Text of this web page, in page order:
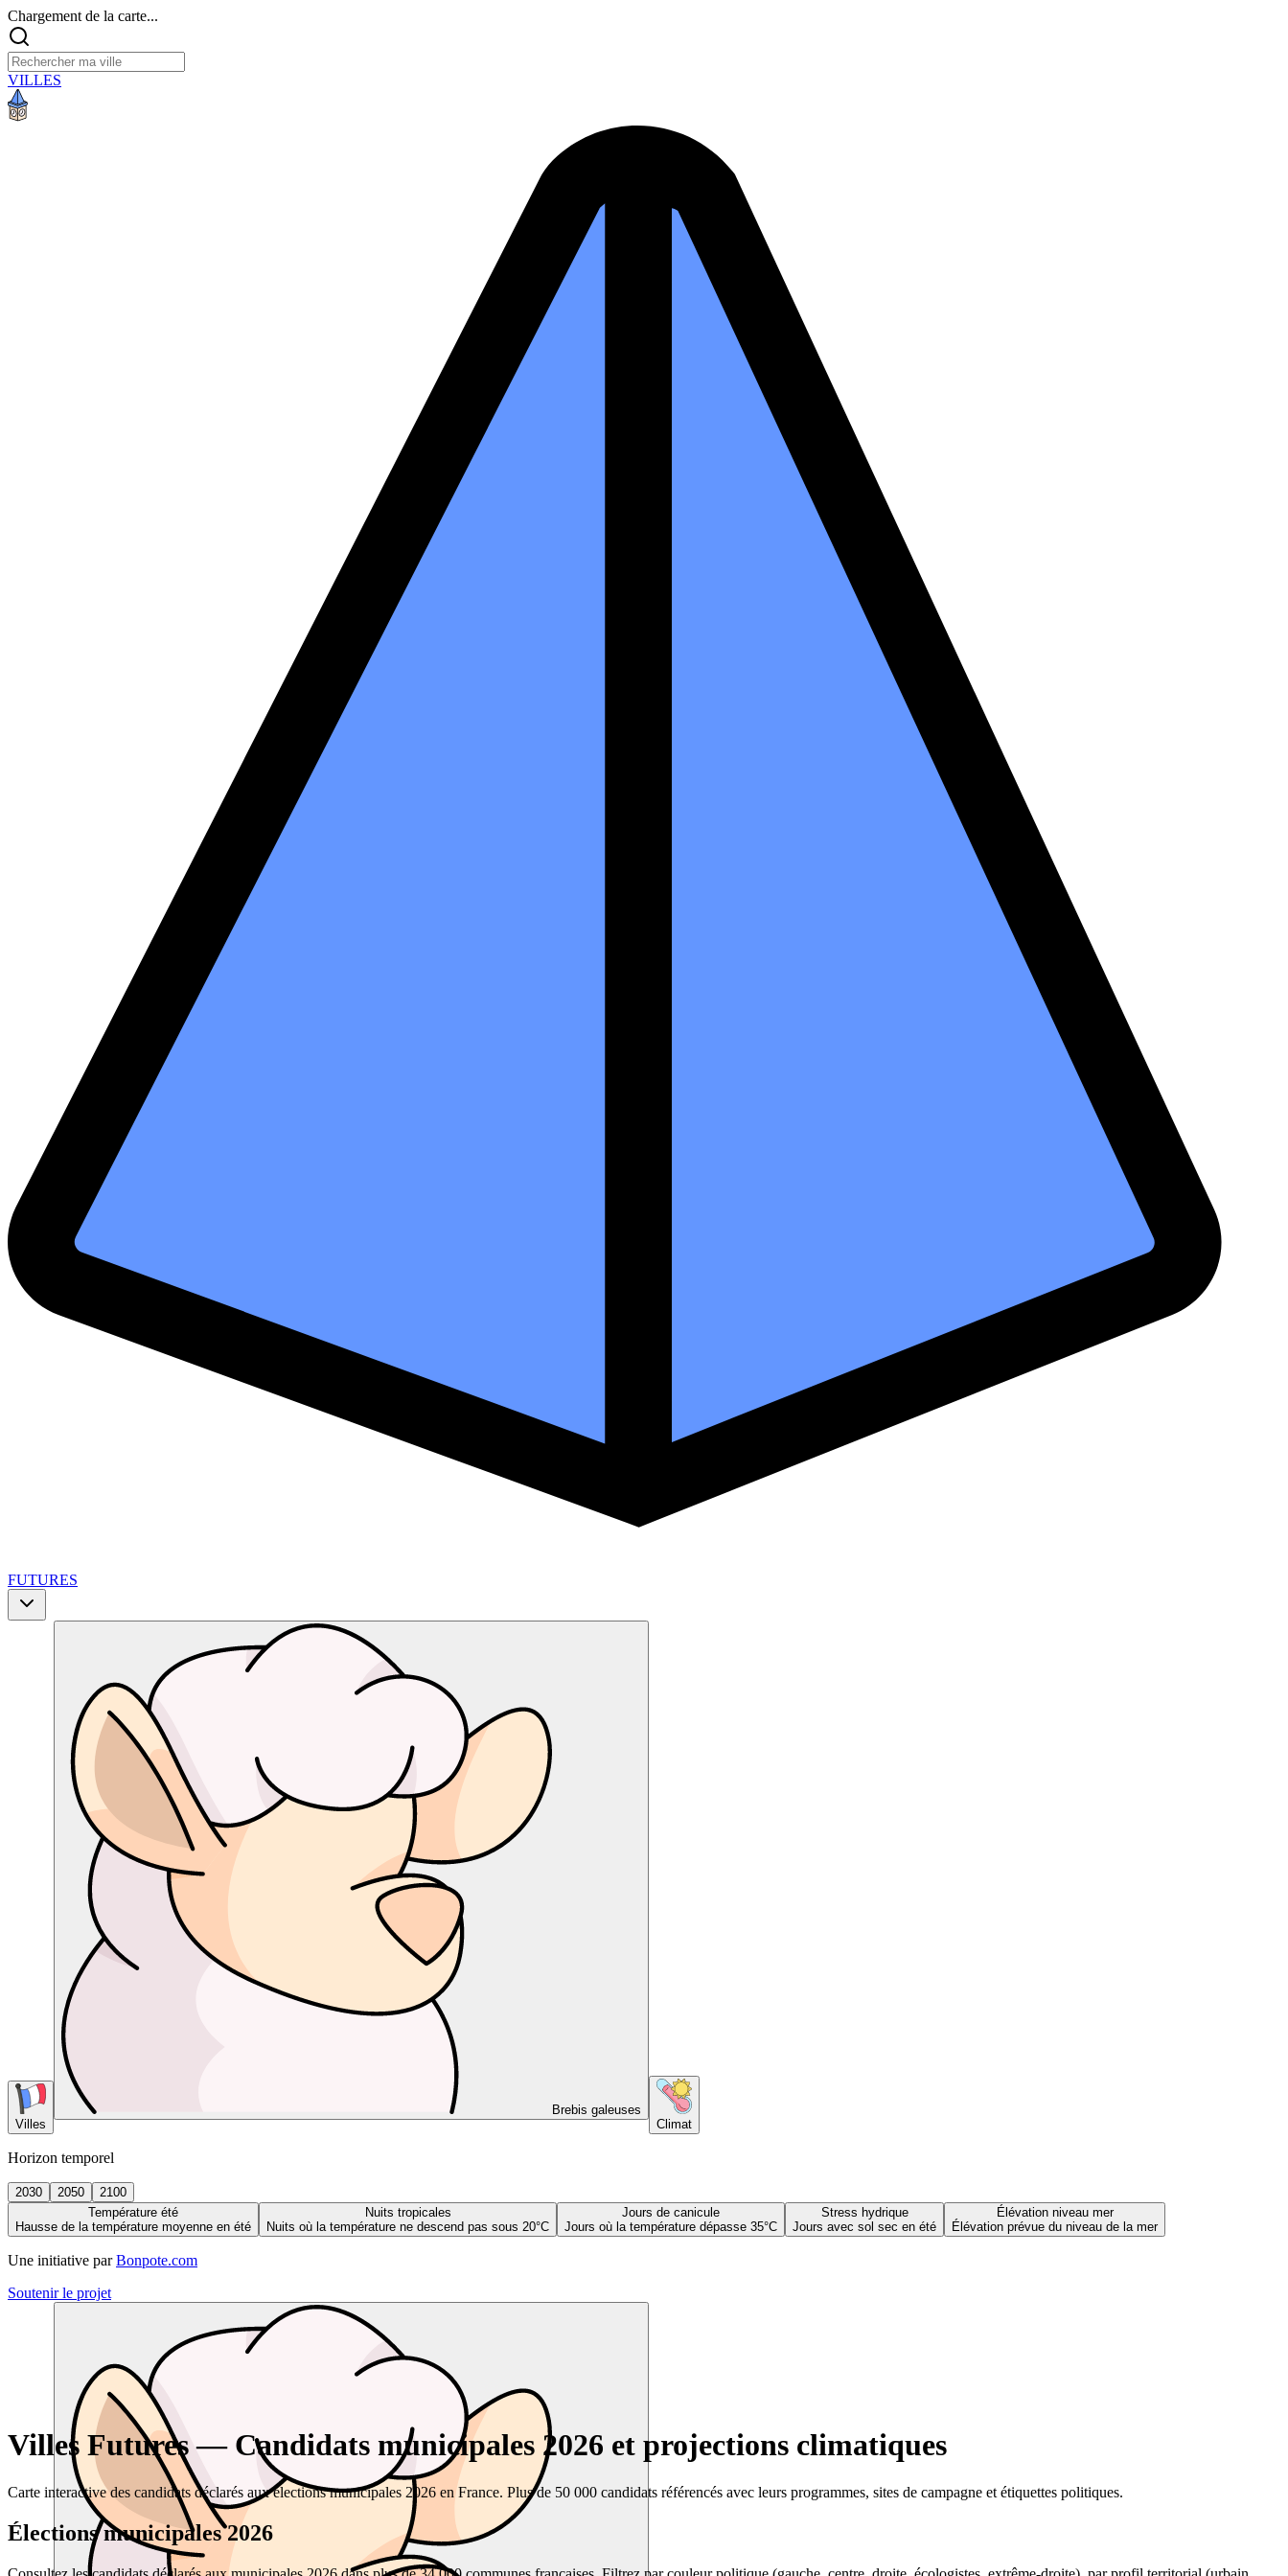
Chargement de la carte...
VILLES
FUTURES
Villes
Brebis galeuses
Climat
Horizon temporel
2030 2050
2100
Température été
Hausse de la température moyenne en été
Nuits tropicales
Nuits où la température ne descend pas sous 20°C
Jours de canicule
Jours où la température dépasse 35°C
Stress hydrique
Jours avec sol sec en été
Élévation niveau mer
Élévation prévue du niveau de la mer
Une initiative par Bonpote.com
Soutenir le projet
Villes Futures — Candidats municipales 2026 et projections climatiques
Carte interactive des candidats déclarés aux élections municipales 2026 en France. Plus de 50 000 candidats référencés avec leurs programmes, sites de campagne et étiquettes politiques.
Élections municipales 2026